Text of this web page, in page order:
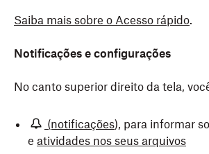
Saiba mais sobre o Acesso rápido.
Clique emPastaspara exibir uma
arrastar e soltar arquivos e pastas da
organizá‑los rapidamente.
Os administradores de planos de
de Administração. As opções
função do administrador. Quando
clica na seção deAdministração
Clique emMaispara acessar o
Dash (versão beta)
DocSend
Notificações e configurações
No canto superior direito da tela,
(notificações), para informar
e atividades nos seus arquivos